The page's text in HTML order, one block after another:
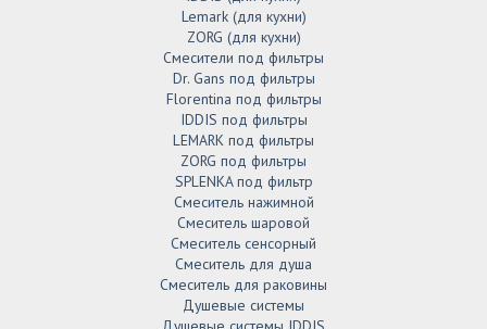
Lemark (для кухни)
ZORG (для кухни)
Смесители под фильтры
Dr. Gans под фильтры
Florentina под фильтры
IDDIS под фильтры
LEMARK под фильтры
ZORG под фильтры
SPLENKA под фильтр
Смеситель нажимной
Смеситель шаровой
Смеситель сенсорный
Смеситель для душа
Смеситель для раковины
Душевые системы